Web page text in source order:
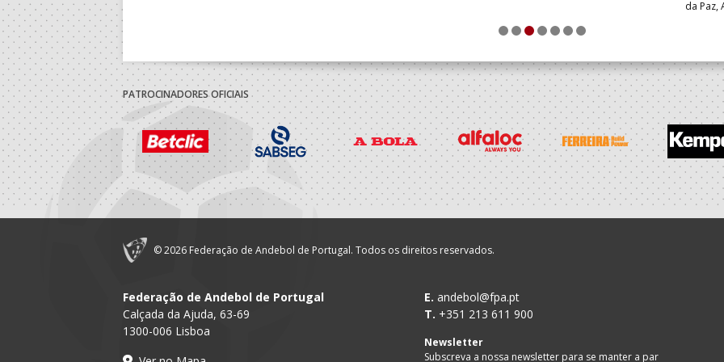
quinta-feira.
da Paz,
1 2 3 4 5 6 7
PATROCINADORES OFICIAIS
© 2026 Federação de Andebol de Portugal. Todos os direitos reservados.
Federação de Andebol de Portugal
Calçada da Ajuda, 63-69
1300-006 Lisboa
E. andebol@fpa.pt
T. +351 213 611 900
Newsletter
Subscreva a nossa newsletter para se manter a par